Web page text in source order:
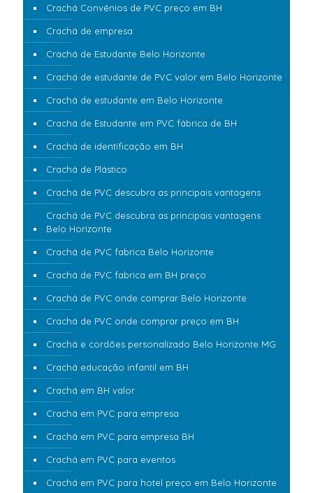
Crachá Convênios de PVC preço em BH
Crachá de empresa
Crachá de Estudante Belo Horizonte
Crachá de estudante de PVC valor em Belo Horizonte
Crachá de estudante em Belo Horizonte
Crachá de Estudante em PVC fábrica de BH
Crachá de identificação em BH
Crachá de Plástico
Crachá de PVC descubra as principais vantagens
Crachá de PVC descubra as principais vantagens
Belo Horizonte
Crachá de PVC fabrica Belo Horizonte
Crachá de PVC fabrica em BH preço
Crachá de PVC onde comprar Belo Horizonte
Crachá de PVC onde comprar preço em BH
Crachá e cordões personalizado Belo Horizonte MG
Crachá educação infantil em BH
Crachá em BH valor
Crachá em PVC para empresa
Crachá em PVC para empresa BH
Crachá em PVC para eventos
Crachá em PVC para hotel preço em Belo Horizonte